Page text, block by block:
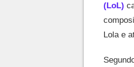
(LoL)
Lola e